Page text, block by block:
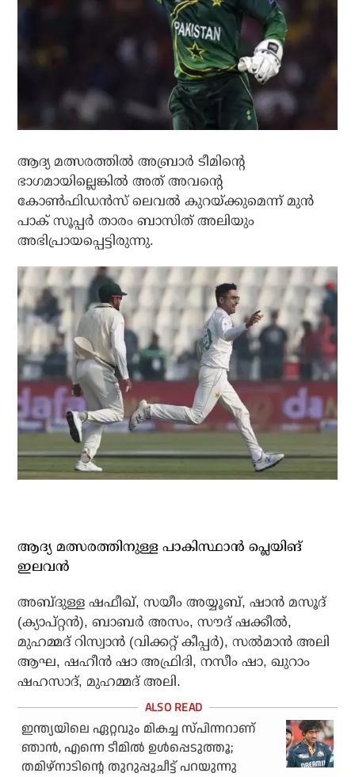
ആദ്യ മത്സരത്തില്‍ അബ്രാര്‍ ടീമിന്റെ
ഭാഗമായില്ലെങ്കില്‍ അത് അവന്റെ
കോണ്‍ഫിഡന്‍സ് ലെവല്‍ കുറയ്ക്കുമെന്ന് മുന്‍
പാക് സൂപ്പര്‍ താരം ബാസിത് അലിയും
അഭിപ്രായപ്പെട്ടിരുന്നു.
ആദ്യ മത്സരത്തിനുള്ള പാകിസ്ഥാന്‍ പ്ലെയിങ്
ഇലവന്‍
അബ്ദുള്ള ഷഫീഖ്, സയീം അയ്യൂബ്, ഷാന്‍ മസൂദ്
(ക്യാപ്റ്റന്‍), ബാബര്‍ അസം, സൗദ് ഷക്കീല്‍,
മുഹമ്മദ് റിസ്വാന്‍ (വിക്കറ്റ് കീപ്പര്‍), സല്‍മാന്‍ അലി
ആഘ, ഷഹീന്‍ ഷാ അഫ്രിദി, നസീം ഷാ, ഖുറാം
ഷഹസാദ്, മുഹമ്മദ് അലി.
ഇന്ത്യയിലെ ഏറ്റവും മികച്ച സ്പിന്നറാണ്
ഞാന്‍, എന്നെ ടീമില്‍ ഉള്‍പ്പെടുത്തൂ;
തമിഴ്‌നാടിന്റെ തുറുപ്പുചീട്ട് പറയുന്നു